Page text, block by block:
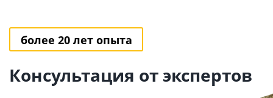
более 20 лет опыта
Консультация от экспертов